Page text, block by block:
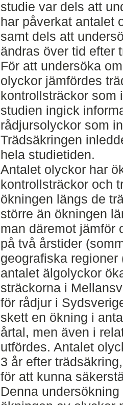
studie var dels att
har påverkat antalet
samt dels att
ändras över tid efter
För att undersöka
olyckor jämfördes
kontrollsträckor som
studien ingick
rådjursolyckor som
Trädsäkringen
hela studietiden.
Antalet olyckor har
kontrollsträckor och
ökningen längs de
större än ökningen
man däremot jämför
på två årstider
geografiska
antalet älgolyckor
sträckorna i
för rådjur i
skett en ökning i
årtal, men även i
utfördes. Antalet
3 år efter
för att kunna
Denna